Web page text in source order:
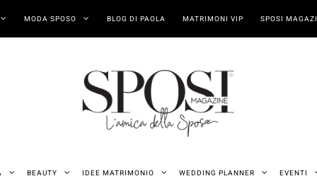
MODA SPOSO BLOG DI PAOLA MATRIMONI VIP SPOSI
BEAUTY IDEE MATRIMONIO WEDDING PLANNER EVENTI